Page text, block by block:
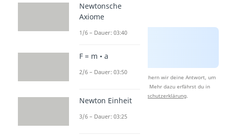
Nach Beantwortung speichern wir deine Antwort, um
Studyflix zu verbessern. Mehr dazu erfährst du in
Datenschutzerklärung.
Newtonsche
Axiome
1/6 – Dauer: 03:40
F = m • a
2/6 – Dauer: 03:50
Newton Einheit
3/6 – Dauer: 03:25